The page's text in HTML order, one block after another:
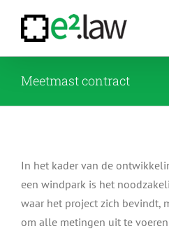
content
Meetmast contract
In het kader van de
een windpark is het
waar het project zich bevindt,
om alle metingen uit te